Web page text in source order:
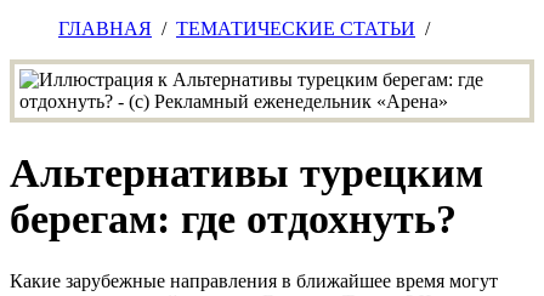
ГЛАВНАЯ / ТЕМАТИЧЕСКИЕ СТАТЬИ /
Альтернативы турецким
берегам: где отдохнуть?
Какие зарубежные направления в ближайшее время могут